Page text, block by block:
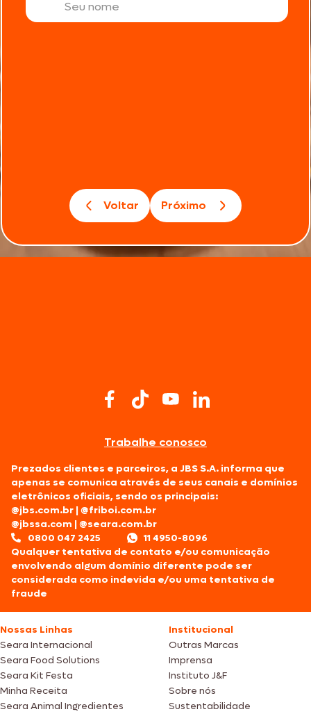
Voltar Próximo
Trabalhe conosco
Prezados clientes e parceiros, a JBS S.A. informa que
apenas se comunica através de seus canais e domínios
eletrônicos oficiais, sendo os principais:
@jbs.com.br |@friboi.com.br
@jbssa.com |@seara.com.br
0800 047 2425
11 4950-8096
Qualquer tentativa de contato e/ou comunicação
envolvendo algum domínio diferente pode ser
considerada como indevida e/ou uma tentativa de
fraude
Nossas Linhas
Seara Internacional
Seara Food Solutions
Seara Kit Festa
Minha Receita
Seara Animal Ingredientes
Institucional
Outras Marcas
Imprensa
Instituto J&F
Sobre nós
Sustentabilidade